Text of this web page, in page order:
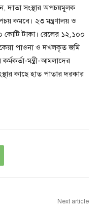
দাতা সংস্থার অপচয়মূলক
কমবে। ২৩ মন্ত্রণালয় ও
কোটি টাকা। রেলের ১২,১০০
পাওনা ও দখলকৃত জমি
মন্ত্রী-আমলাদের
কাছে হাত পাতার দরকার
Next article